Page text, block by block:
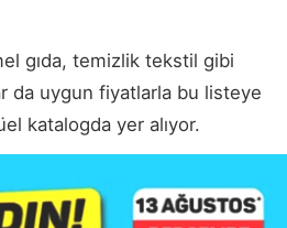
gıda, temizlik tekstil gibi
da uygun fiyatlarla bu listeye
katalogda yer alıyor.